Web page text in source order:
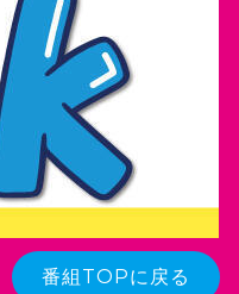
番組TOPに戻る